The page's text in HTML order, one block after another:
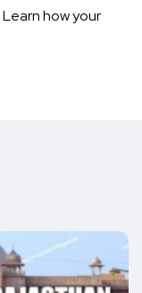
Learn how your